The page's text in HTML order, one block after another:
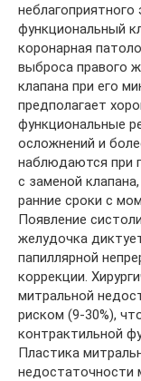
функциональный
коронарная
выброса правого
клапана при его
предполагает
функциональные
осложнений и
наблюдаются при
с заменой
ранние сроки с
Появление
желудочка
папиллярной
коррекции.
митральной
риском (9-30%),
контрактильной
Пластика
недостаточности